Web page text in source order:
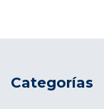
Categorías